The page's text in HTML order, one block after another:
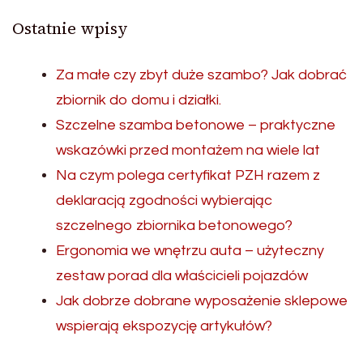
Ostatnie wpisy
Za małe czy zbyt duże szambo? Jak dobrać
zbiornik do domu i działki.
Szczelne szamba betonowe – praktyczne
wskazówki przed montażem na wiele lat
Na czym polega certyfikat PZH razem z
deklaracją zgodności wybierając
szczelnego zbiornika betonowego?
Ergonomia we wnętrzu auta – użyteczny
zestaw porad dla właścicieli pojazdów
Jak dobrze dobrane wyposażenie sklepowe
wspierają ekspozycję artykułów?